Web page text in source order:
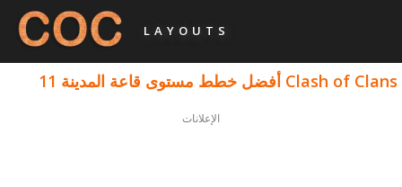
LAYOUTS
Clash of Clans أفضل خطط مستوى قاعة المدينة 11
الإعلانات